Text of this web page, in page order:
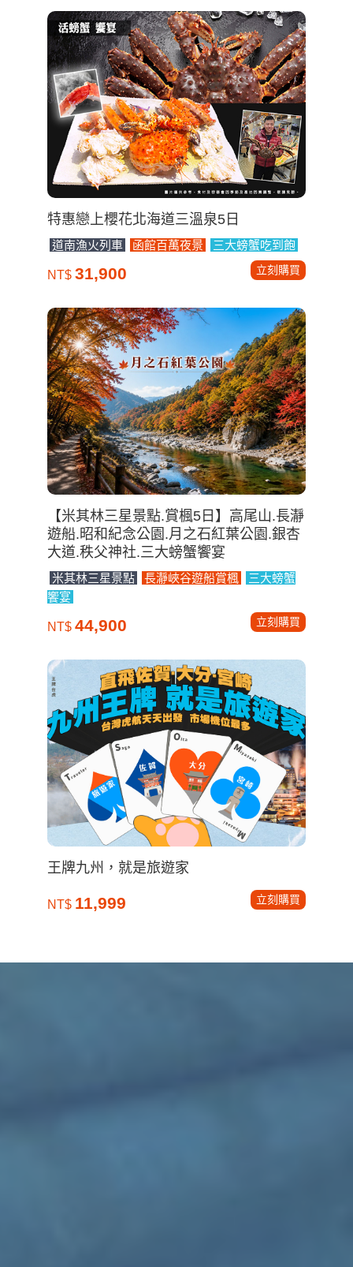
特惠戀上櫻花北海道三溫泉5日
道南漁火列車 函館百萬夜景 三大螃蟹吃到飽
NT$ 31,900 立刻購買
【米其林三星景點.賞楓5日】高尾山.長瀞
遊船.昭和紀念公園.月之石紅葉公園.銀杏
大道.秩父神社.三大螃蟹饗宴
米其林三星景點 長瀞峽谷遊船賞楓
三大螃蟹
饗宴
NT$ 44,900 立刻購買
王牌九州，就是旅遊家
NT$ 11,999 立刻購買